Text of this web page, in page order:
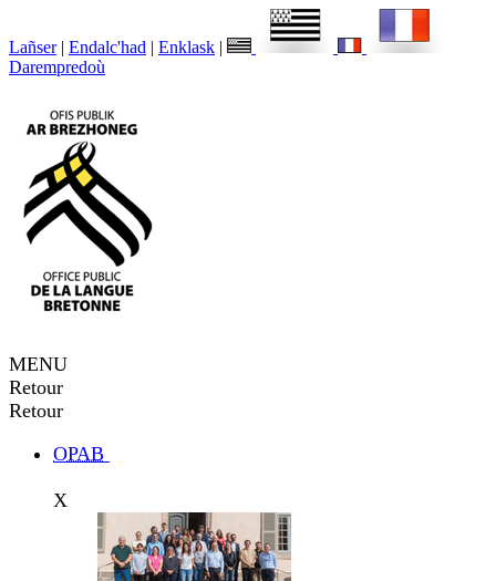
Lañser | Endalc'had | Enklask |
Darempredoù
MENU
Retour
Retour
OPAB
X